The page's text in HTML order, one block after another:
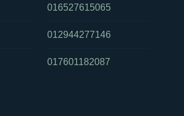
016527615065
012944277146
017601182087